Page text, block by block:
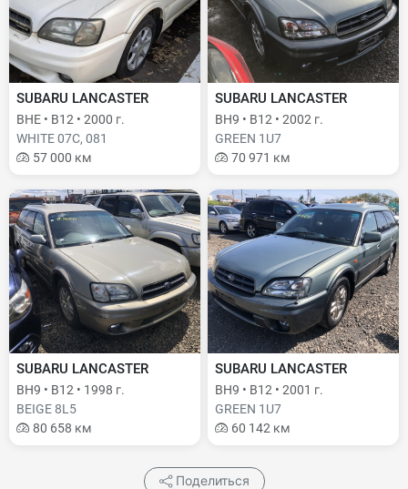
SUBARU LANCASTER
BHE • B12 • 2000 г.
WHITE 07C, 081
57 000 км
SUBARU LANCASTER
BH9 • B12 • 2002 г.
GREEN 1U7
70 971 км
SUBARU LANCASTER
BH9 • B12 • 1998 г.
BEIGE 8L5
80 658 км
SUBARU LANCASTER
BH9 • B12 • 2001 г.
GREEN 1U7
60 142 км
Поделиться